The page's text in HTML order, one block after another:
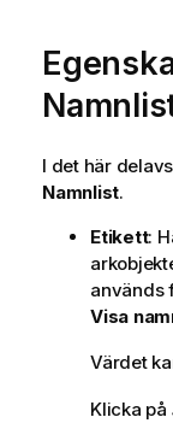
r
a
i
o
n
I det här
Namnlist.
Etikett:
används
Visa
Värdet
Klicka på